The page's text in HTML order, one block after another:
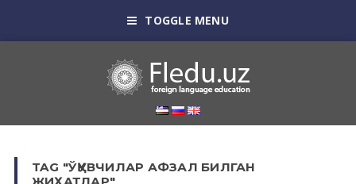
TOGGLE MENU
TAG "ЎҚУВЧИЛАР АФЗАЛ БИЛГАН